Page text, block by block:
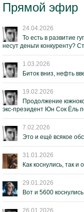
Прямой эфир
24.04.2026
То есть в развитие
несут деньги конкуренту?
1.03.2026
Биток вниз, нефть
19.02.2026
Продолжение
экс-президент Юн Сок Ёль
7.02.2026
Это и ещё всякое
31.01.2026
Как коснулись, так и
29.01.2026
Вот и 5600
26.01.2026